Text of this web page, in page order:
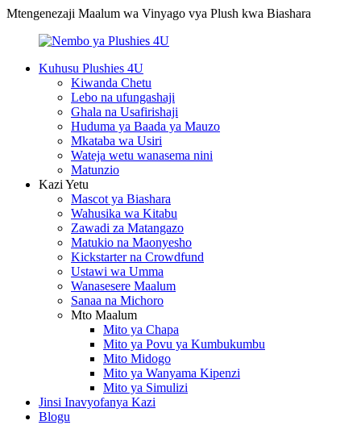
Mtengenezaji Maalum wa Vinyago vya Plush kwa Biashara
Kuhusu Plushies 4U
Kiwanda Chetu
Lebo na ufungashaji
Ghala na Usafirishaji
Huduma ya Baada ya Mauzo
Mkataba wa Usiri
Wateja wetu wanasema nini
Matunzio
Kazi Yetu
Mascot ya Biashara
Wahusika wa Kitabu
Zawadi za Matangazo
Matukio na Maonyesho
Kickstarter na Crowdfund
Ustawi wa Umma
Wanasesere Maalum
Sanaa na Michoro
Mto Maalum
Mito ya Chapa
Mito ya Povu ya Kumbukumbu
Mito Midogo
Mito ya Wanyama Kipenzi
Mito ya Simulizi
Jinsi Inavyofanya Kazi
Blogu